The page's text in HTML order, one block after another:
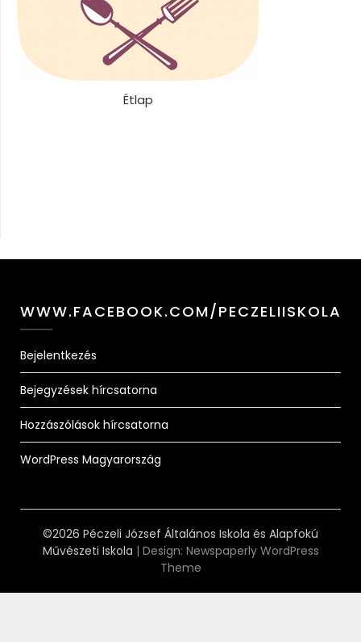
Étlap
WWW.FACEBOOK.COM/PECZELIISKOLA
Bejelentkezés
Bejegyzések hírcsatorna
Hozzászólások hírcsatorna
WordPress Magyarország
©2026 Péczeli József Általános Iskola és Alapfokú
Művészeti Iskola | Design: Newspaperly WordPress
Theme